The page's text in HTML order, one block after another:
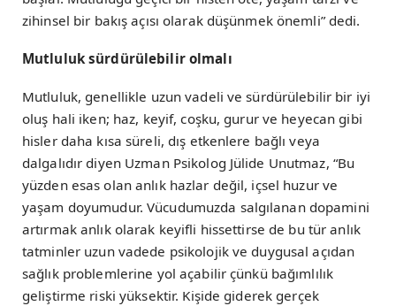
zihinsel bir bakış açısı olarak düşünmek önemli” dedi.
Mutluluk sürdürülebilir olmalı
Mutluluk, genellikle uzun vadeli ve sürdürülebilir bir iyi
oluş hali iken; haz, keyif, coşku, gurur ve heyecan gibi
hisler daha kısa süreli, dış etkenlere bağlı veya
dalgalıdır diyen Uzman Psikolog Jülide Unutmaz, “Bu
yüzden esas olan anlık hazlar değil, içsel huzur ve
yaşam doyumudur. Vücudumuzda salgılanan dopamini
artırmak anlık olarak keyifli hissettirse de bu tür anlık
tatminler uzun vadede psikolojik ve duygusal açıdan
sağlık problemlerine yol açabilir çünkü bağımlılık
geliştirme riski yüksektir. Kişide giderek gerçek